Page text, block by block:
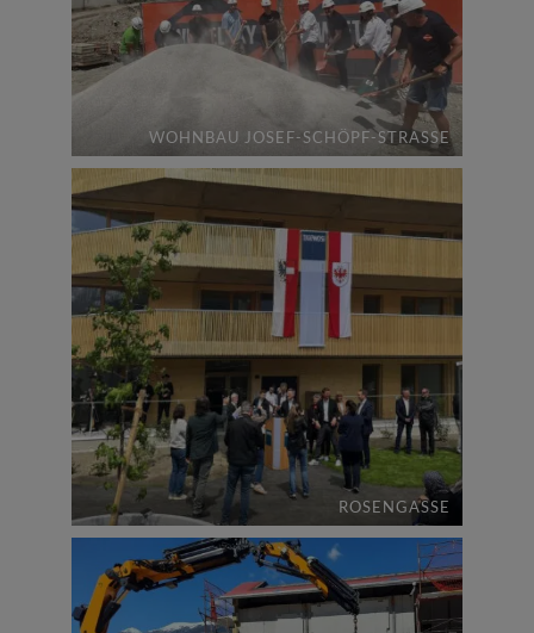
WOHNBAU JOSEF-SCHÖPF-STRASSE
ROSENGASSE